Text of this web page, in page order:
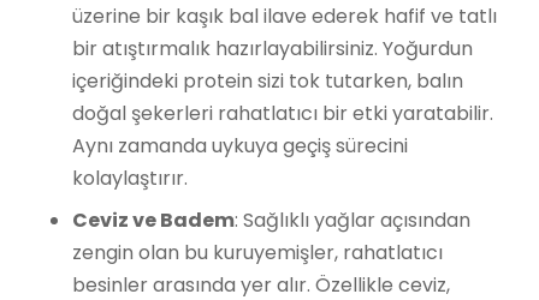
üzerine bir kaşık bal ilave ederek hafif ve tatlı
bir atıştırmalık hazırlayabilirsiniz. Yoğurdun
içeriğindeki protein sizi tok tutarken, balın
doğal şekerleri rahatlatıcı bir etki yaratabilir.
Aynı zamanda uykuya geçiş sürecini
kolaylaştırır.
Ceviz ve Badem: Sağlıklı yağlar açısından
zengin olan bu kuruyemişler, rahatlatıcı
besinler arasında yer alır. Özellikle ceviz,